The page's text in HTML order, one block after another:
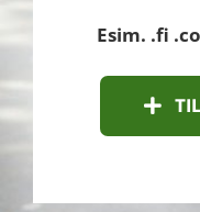
Esim. .fi